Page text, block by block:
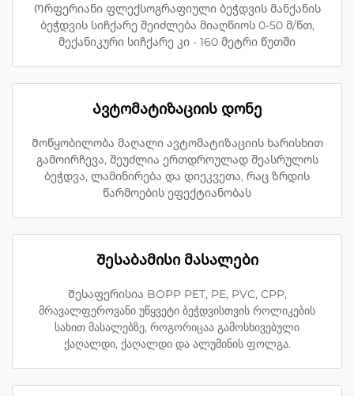
Ორფერიანი ფლექსოგრაფიული ბეჭდვის მანქანის
ბეჭდვის სიჩქარე შეიძლება მიაღწიოს 0-50 მ/წთ,
მექანიკური სიჩქარე კი - 160 მეტრი წუთში
Ავტომატიზაციის დონე
Მოწყობილობა მაღალი ავტომატიზაციის ხარისხით
გამოირჩევა, შეუძლია ერთდროულად შეასრულოს
ბეჭდვა, ლამინირება და დიეკვეთა, რაც ზრდის
წარმოების ეფექტიანობას
Შესაბამისი მასალები
Შესაფერისია BOPP PET, PE, PVC, CPP,
მრავალფეროვანი უწყვეტი ბეჭდვისთვის როლიკების
სახით მასალებზე, როგორიცაა გამოსხივებული
ქაღალდი, ქაღალდი და ალუმინის ფოლგა.